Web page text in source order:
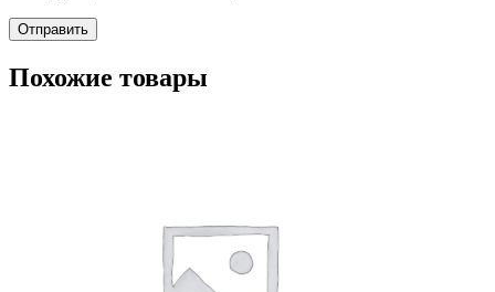
Похожие товары